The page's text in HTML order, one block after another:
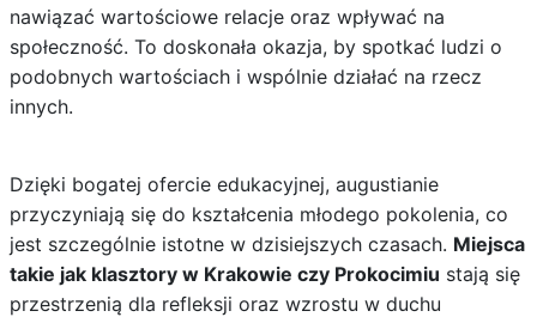
nawiązać wartościowe relacje oraz wpływać na
społeczność. To doskonała okazja, by spotkać ludzi o
podobnych wartościach i wspólnie działać na rzecz
innych.
Dzięki bogatej ofercie edukacyjnej, augustianie
przyczyniają się do kształcenia młodego pokolenia, co
jest szczególnie istotne w dzisiejszych czasach. Miejsca
takie jak klasztory w Krakowie czy Prokocimiu stają się
przestrzenią dla refleksji oraz wzrostu w duchu